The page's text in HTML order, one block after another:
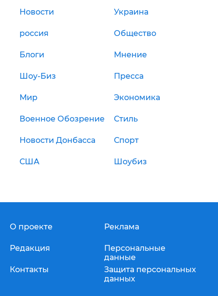
Новости Украина
россия Общество
Блоги Мнение
Шоу-Биз Пресса
Мир Экономика
Военное Обозрение Стиль
Новости Донбасса Спорт
США Шоубиз
О проекте
Редакция
Контакты
Реклама
Персональные
данные
Защита персональных
данных